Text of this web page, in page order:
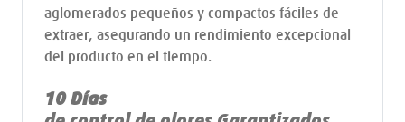
aglomerados pequeños y compactos fáciles de
extraer, asegurando un rendimiento excepcional
del producto en el tiempo.
10 Días